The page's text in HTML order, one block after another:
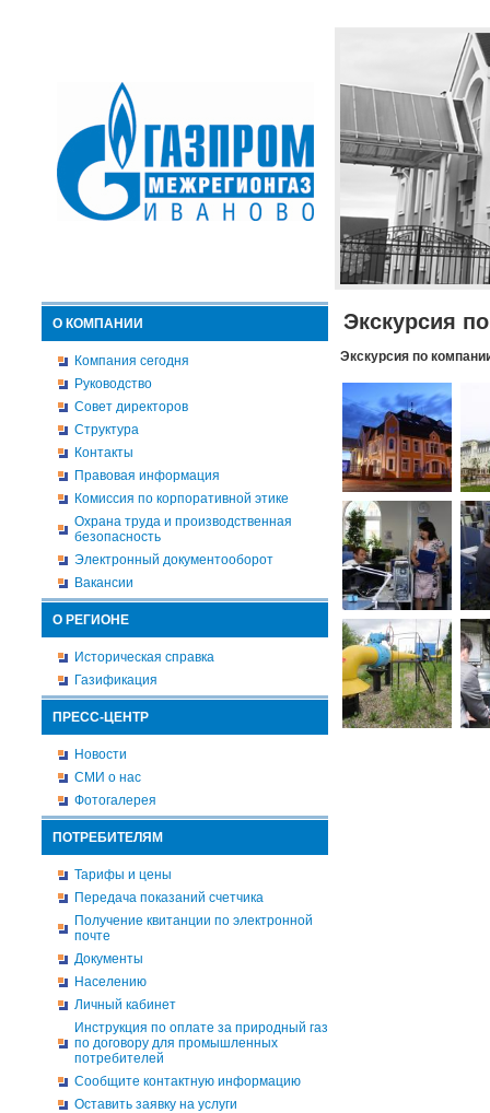
О КОМПАНИИ
Компания сегодня
Руководство
Совет директоров
Структура
Контакты
Правовая информация
Комиссия по корпоративной этике
Охрана труда и производственная
безопасность
Электронный документооборот
Вакансии
О РЕГИОНЕ
Историческая справка
Газификация
ПРЕСС-ЦЕНТР
Новости
СМИ о нас
Фотогалерея
ПОТРЕБИТЕЛЯМ
Тарифы и цены
Передача показаний счетчика
Получение квитанции по электронной
почте
Документы
Населению
Личный кабинет
Инструкция по оплате за природный газ
по договору для промышленных
потребителей
Сообщите контактную информацию
Оставить заявку на услуги
Экскурсия
Экскурсия по